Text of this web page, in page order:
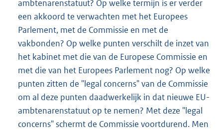
ambtenarenstatuut? Op welke termijn is er verder
een akkoord te verwachten met het Europees
Parlement, met de Commissie en met de
vakbonden? Op welke punten verschilt de inzet van
het kabinet met die van de Europese Commissie en
met die van het Europees Parlement nog? Op welke
punten zitten de "legal concerns" van de Commissie
om al deze punten daadwerkelijk in dat nieuwe EU-
ambtenarenstatuut op te nemen? Met deze "legal
concerns" schermt de Commissie voortdurend. Men